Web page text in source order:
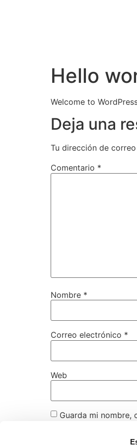
Hello
Welcome to
Deja una
Tu dirección de
Comentario *
Nombre *
Correo electrónico *
Web
Guarda mi nombre,